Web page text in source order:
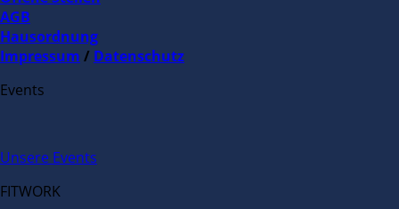
AGB
Hausordnung
Impressum / Datenschutz
Events
Unsere Events
FITWORK